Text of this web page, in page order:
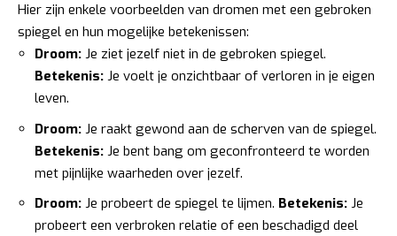
Hier zijn enkele voorbeelden van dromen met een gebroken
spiegel en hun mogelijke betekenissen:
Droom: Je ziet jezelf niet in de gebroken spiegel.
Betekenis: Je voelt je onzichtbaar of verloren in je eigen
leven.
Droom: Je raakt gewond aan de scherven van de spiegel.
Betekenis: Je bent bang om geconfronteerd te worden
met pijnlijke waarheden over jezelf.
Droom: Je probeert de spiegel te lijmen. Betekenis: Je
probeert een verbroken relatie of een beschadigd deel